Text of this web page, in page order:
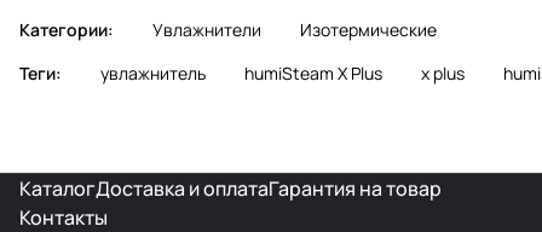
Категории: Увлажнители
Изотермические
Теги:
увлажнитель humiSteam X Plus x plus
КаталогДоставка и оплатаГарантия на товар
Контакты